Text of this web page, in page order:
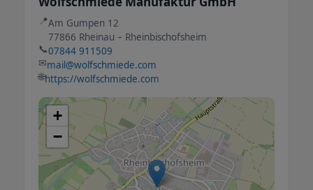
📍Am Gumpen 12
77866 Rheinau – Rheinbischofsheim
📞07844 911509
✉mail@wolfschmiede.com
🌐https://wolfschmiede.com
+
−